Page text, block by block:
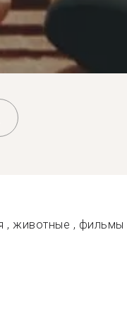
, животные , фильмы